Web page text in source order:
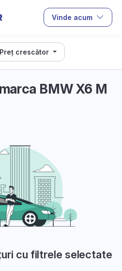
Vinde acum
Preț crescător
BMW X6 M
cu filtrele selectate